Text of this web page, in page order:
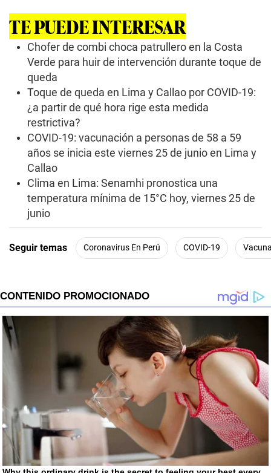
TE PUEDE INTERESAR
Chofer de combi choca patrullero en la Costa
Verde para huir de intervención durante toque de
queda
Toque de queda en Lima y Callao por COVID-19:
¿a partir de qué hora rige esta medida
restrictiva?
COVID-19: vacunación a personas de 58 a 59
años se inicia este viernes 25 de junio en Lima y
Callao
Clima en Lima: Senamhi pronostica una
temperatura mínima de 15°C hoy, viernes 25 de
junio
Seguir temas Coronavirus En Perú COVID-19